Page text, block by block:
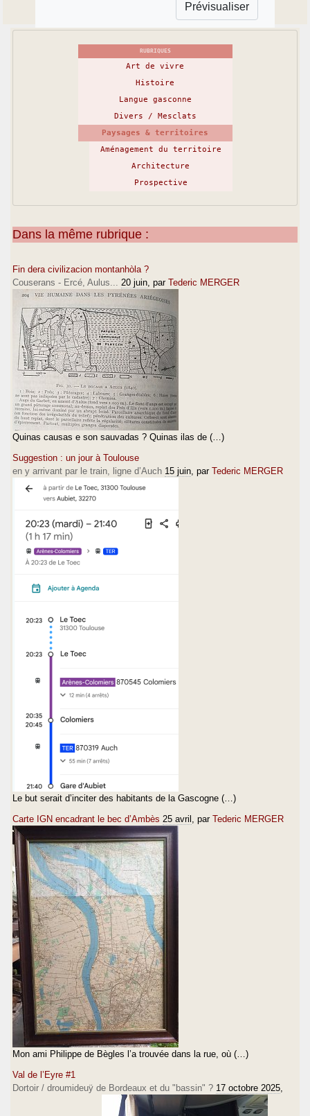
RUBRIQUES
Art de vivre
Histoire
Langue gasconne
Divers / Mesclats
Paysages & territoires
Aménagement du territoire
Architecture
Prospective
Dans la même rubrique :
Fin dera civilizacion montanhòla ?
Couserans - Ercé, Aulus...
20 juin , par Tederic MERGER
Quinas causas e son sauvadas ? Quinas ilas de (…)
Suggestion : un jour à Toulouse
en y arrivant par le train, ligne d’Auch 15 juin , par Tederic MERGER
Le but serait d’inciter des habitants de la Gascogne (…)
Carte IGN encadrant le bec d’Ambès 25 avril , par Tederic MERGER
Mon ami Philippe de Bègles l’a trouvée dans la rue, où (…)
Val de l’Eyre #1
Dortoir / droumideuÿ de Bordeaux et du "bassin" ? 17 octobre 2025